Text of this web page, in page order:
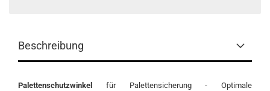
Beschreibung
Palettenschutzwinkel
für Palettensicherung - Optimale